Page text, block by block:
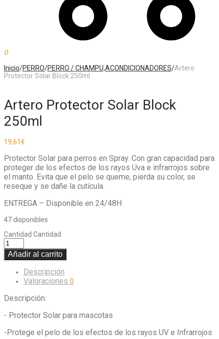
0
Inicio/PERRO/PERRO / CHAMPU,ACONDICIONADORES/Artero
Protector Solar Block 250ml
Artero Protector Solar Block
250ml
19,61€
Protector Solar para perros en Spray. Con gran capacidad para
proteger de los efectos de los rayos Uva e infrarrojos sobre
el manto. Evita que el pelo se queme, pierda su color, se
reseque y se dañe la cutícula.
ENTREGA – Disponible en 24/48H
47 disponibles
Cantidad Cantidad
Añadir al carrito
Descripción
Valoraciones 0
Descripción:
- Protector Solar para mascotas
-Protege el pelo de los efectos de los rayos UV e Infrarrojos